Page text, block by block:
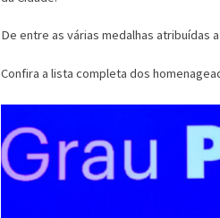
De entre as várias medalhas atribuídas
Confira a lista completa dos